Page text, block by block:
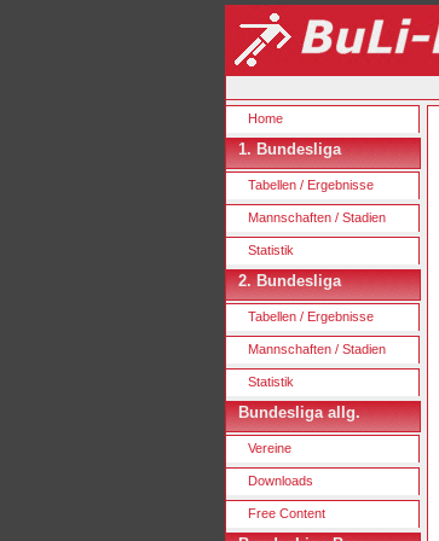
Home
1. Bundesliga
Tabellen / Ergebnisse
Mannschaften / Stadien
Statistik
2. Bundesliga
Tabellen / Ergebnisse
Mannschaften / Stadien
Statistik
Bundesliga allg.
Vereine
Downloads
Free Content